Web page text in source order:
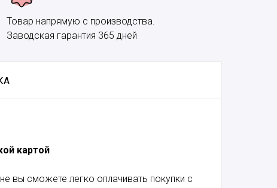
Товар напрямую с производства.
Заводская гарантия 365 дней
картой
вы сможете легко оплачивать покупки с